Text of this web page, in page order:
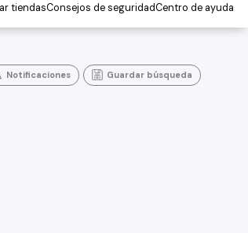
tiendasConsejos de seguridadCentro de ayuda
Notificaciones Guardar búsqueda